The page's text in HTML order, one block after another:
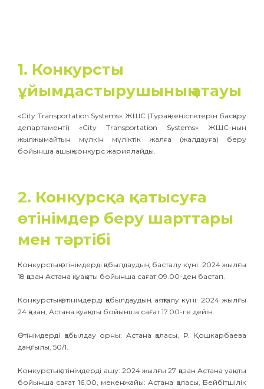
1. Конкурсты
ұйымдастырушының атауы
«City Transportation Systems» ЖШС (Тұрақ кеңістіктерін басқару
департаменті) «City Transportation Systems» ЖШС-ның
жылжымайтын мүлкін мүліктік жалға (жалдауға) беру
бойынша ашық конкурс жариялайды.
2. Конкурсқа қатысуға
өтінімдер беру шарттары
мен тәртібі
Конкурстық өтінімдерді қабылдаудың басталу күні: 2024 жылғы
18 қазан Астана қ. уақыты бойынша сағат 09.00-ден бастап.
Конкурстық өтінімдерді қабылдаудың аяқталу күні: 2024 жылғы
24 қазан, Астана қ. уақыты бойынша сағат 17.00-ге дейін.
Өтінімдерді қабылдау орны: Астана қаласы, Р. Қошкарбаева
даңғылы, 50/1.
Конкурстық өтінімдерді ашу: 2024 жылғы 27 қазан Астана уақыты
бойынша сағат 16.00, мекенжайы: Астана қаласы, Бейбітшілік